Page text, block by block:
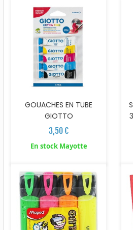
GOUACHES EN TUBE
GIOTTO
3,50 €
En stock Mayotte